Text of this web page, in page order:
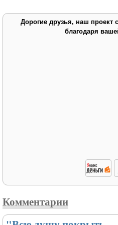
Дорогие друзья, наш проект
благодаря
Комментарии